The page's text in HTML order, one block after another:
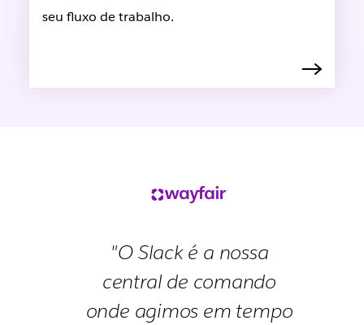
seu fluxo de trabalho.
"O Slack é a nossa
central de comando
onde agimos em tempo